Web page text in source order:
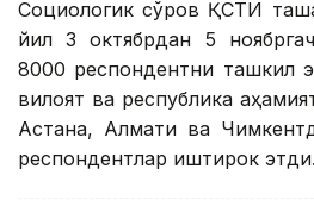
Социологик сўров ҚСТИ
йил 3 октябрдан 5
8000 респондентни ташкил
вилоят ва республика
Астана, Алмати ва
респондентлар иштирок этди.